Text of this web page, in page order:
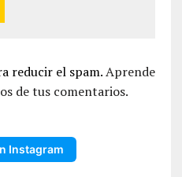
reducir el spam.Aprende
de tus comentarios.
Instagram